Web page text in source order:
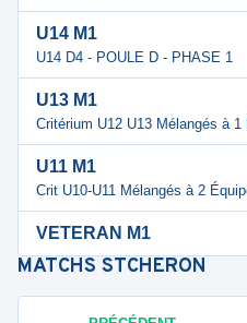
U14 M1
U14 D4 - POULE D - PHASE 1
U13 M1
Critérium U12 U13 Mélangés à
U11 M1
Crit U10-U11 Mélangés à 2
VETERAN M1
MATCHS STCHERON